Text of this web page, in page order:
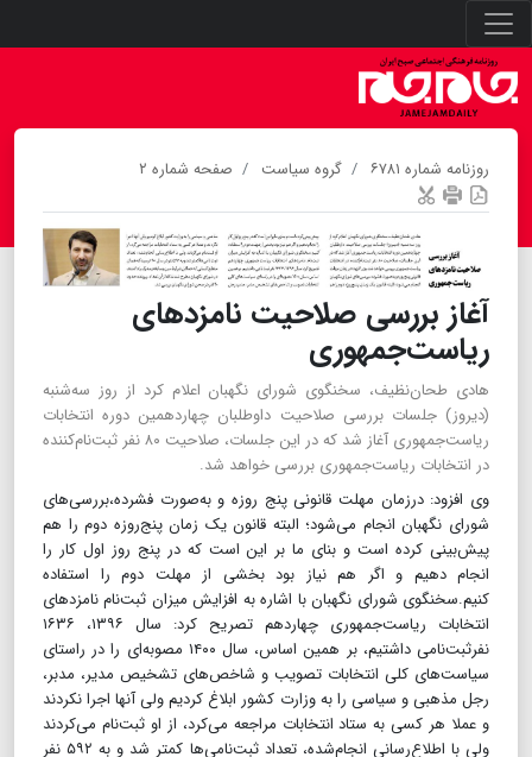
روزنامه شماره ۶۷۸۱ گروه سیاست صفحه شماره ۲
آغاز بررسی صلاحیت نامزد‌های
ریاست‌جمهوری
هادی طحان‌نظیف، سخنگوی شورای نگهبان اعلام کرد از روز سه‌شنبه
(دیروز) جلسات بررسی صلاحیت داوطلبان چهاردهمین دوره انتخابات
ریاست‌جمهوری آغاز شد که در این جلسات، صلاحیت ۸۰ نفر ثبت‌نام‌کننده
در انتخابات ریاست‌جمهوری بررسی خواهد شد.
وی افزود: درزمان مهلت قانونی پنج روزه و به‌صورت فشرده،بررسی‌های
شورای نگهبان انجام می‌شود؛ البته قانون یک زمان پنج‌روزه دوم را هم
پیش‌بینی کرده است و بنای ما بر این است که در پنج روز اول کار را
انجام دهیم و اگر هم نیاز بود بخشی از مهلت دوم را استفاده
کنیم.سخنگوی شورای نگهبان با اشاره به افزایش میزان ثبت‌نام نامزد‌های
انتخابات ریاست‌جمهوری چهاردهم تصریح کرد: سال ۱۳۹۶‌، ۱۶۳۶
نفرثبت‌نامی داشتیم، بر همین اساس، سال ۱۴۰۰ مصوبه‌ای را در راستای
سیاست‌های کلی انتخابات تصویب و شاخص‌های تشخیص مدیر، مدبر،
رجل مذهبی و سیاسی را به وزارت کشور ابلاغ کردیم ولی آنها اجرا نکردند
و عملا هر کسی به ستاد انتخابات مراجعه می‌کرد، از او ثبت‌نام می‌کردند
ولی با اطلاع‌رسانی انجام‌شده، تعداد ثبت‌نامی‌ها کمتر شد و به ۵۹۲ نفر